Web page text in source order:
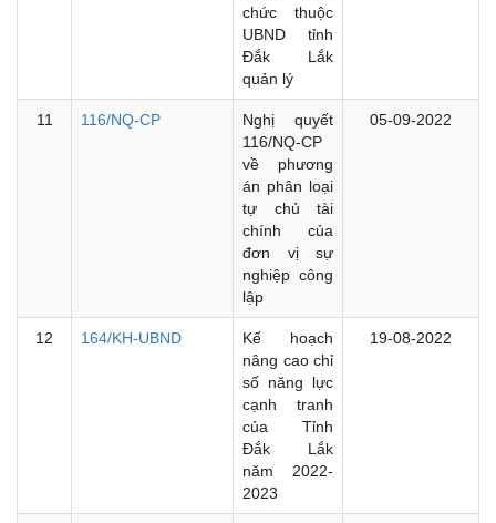
chức thuộc
UBND tỉnh
Đắk Lắk
quản lý
11 116/NQ-CP
Nghị quyết
116/NQ-CP
về phương
án phân loại
tự chủ tài
chính của
đơn vị sự
nghiệp công
lập
05-09-2022
12 164/KH-UBND
Kế hoạch
nâng cao chỉ
số năng lực
cạnh tranh
của Tỉnh
Đắk Lắk
năm 2022-
2023
19-08-2022